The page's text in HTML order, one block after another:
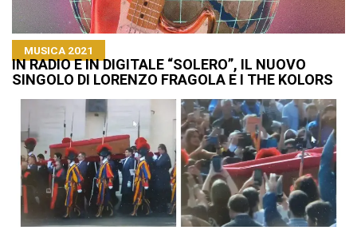
MUSICA 2021
IN RADIO E IN DIGITALE “SOLERO”, IL NUOVO
SINGOLO DI LORENZO FRAGOLA E I THE KOLORS